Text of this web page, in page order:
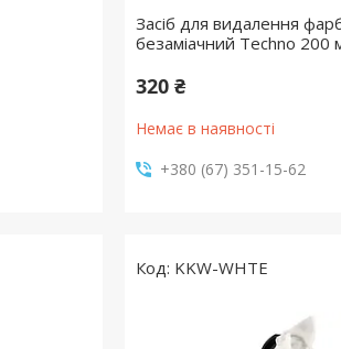
Засіб для видалення
безаміачний Techno 200
320 ₴
Немає в наявності
+380 (67) 351-15-62
KKW-WHTE